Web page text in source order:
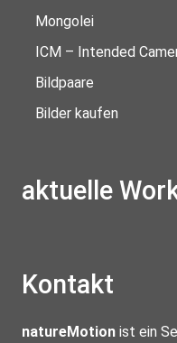
Mongolei
ICM – Intended
Bildpaare
Bilder kaufen
aktuelle
Kontakt
natureMotion ist ein